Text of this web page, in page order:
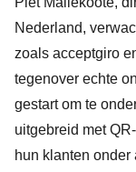
Nederland,
zoals acceptgiro
tegenover echte
gestart om te
uitgebreid met
hun klanten